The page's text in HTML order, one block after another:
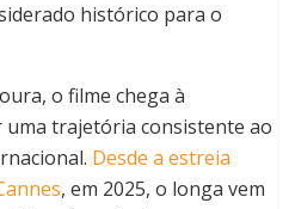
histórico para o
o filme chega à
trajetória consistente ao
Desde a estreia
, em 2025, o longa vem